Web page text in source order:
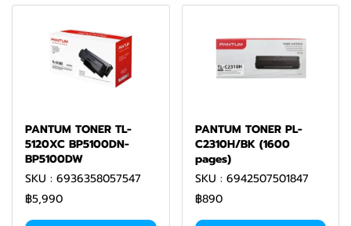
PANTUM TONER TL-
5120XC BP5100DN-
BP5100DW
SKU : 6936358057547
฿5,990
PANTUM TONER PL-
C2310H/BK (1600
pages)
SKU : 6942507501847
฿890